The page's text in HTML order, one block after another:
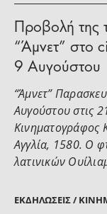
ΕΚΔΗΛΏΣΕΙΣ /
Προβολή της
“Άμνετ” στο
9 Αυγούστου
“Άμνετ”
Αυγούστου στις
Κινηματογράφος
Αγγλία, 1580. Ο
λατινικών